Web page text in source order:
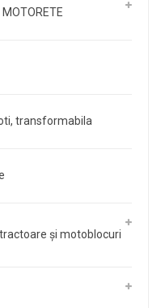
MOTORETE
transformabila
și motoblocuri